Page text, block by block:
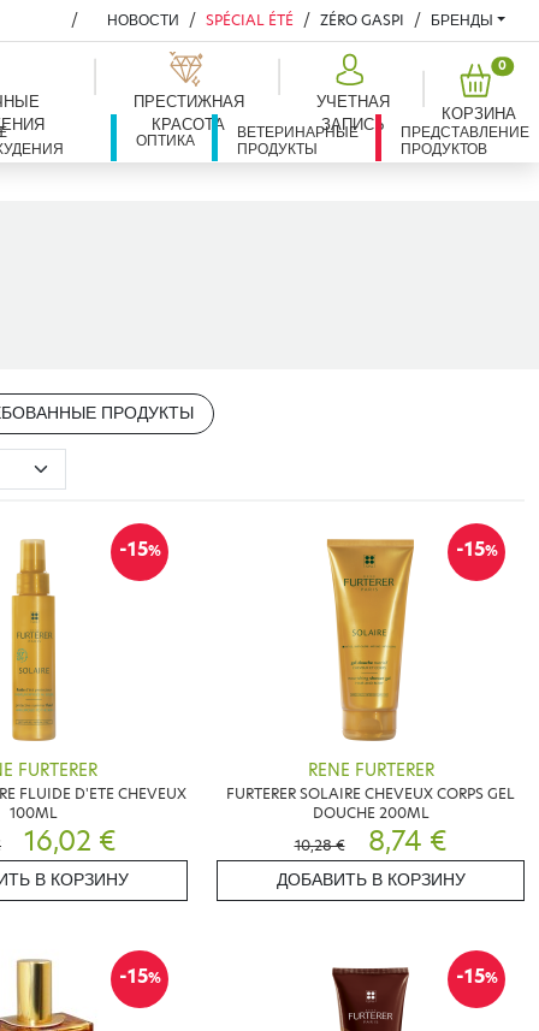
НОВОСТИ SPÉCIAL ÉTÉ ZÉRO GASPI БРЕНДЫ
ПРЕСТИЖНАЯ
КРАСОТА
УЧЕТНАЯ
ЗАПИСЬ
КОРЗИНА
0
ОПТИКА
ВЕТЕРИНАРНЫЕ
ПРОДУКТЫ
ПРЕДСТАВЛЕНИЕ
ПРОДУКТОВ
ПРОДУКТЫ
-15%
FURTERER
FLUIDE D'ETE CHEVEUX
100ML
16,02 €
В КОРЗИНУ
-15%
RENE FURTERER
FURTERER SOLAIRE CHEVEUX CORPS GEL
DOUCHE 200ML
10,28 €
8,74 €
ДОБАВИТЬ В КОРЗИНУ
-15% -15%